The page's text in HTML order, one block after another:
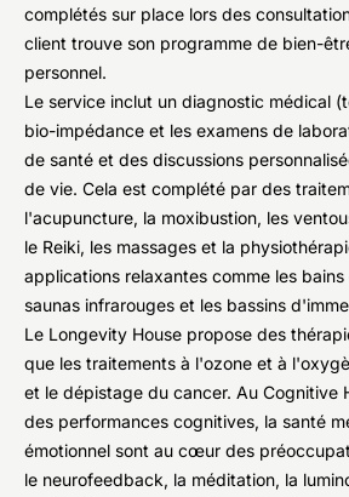
complétés sur place lors des
client trouve son programme de bien-
personnel.
Le service inclut un diagnostic médical
bio-impédance et les examens de
de santé et des discussions
de vie. Cela est complété par des
l'acupuncture, la moxibustion, les
le Reiki, les massages et la
applications relaxantes comme les
saunas infrarouges et les bassins
Le Longevity House propose des
que les traitements à l'ozone et à
et le dépistage du cancer. Au Cognitive
des performances cognitives, la santé
émotionnel sont au cœur des
le neurofeedback, la méditation, la